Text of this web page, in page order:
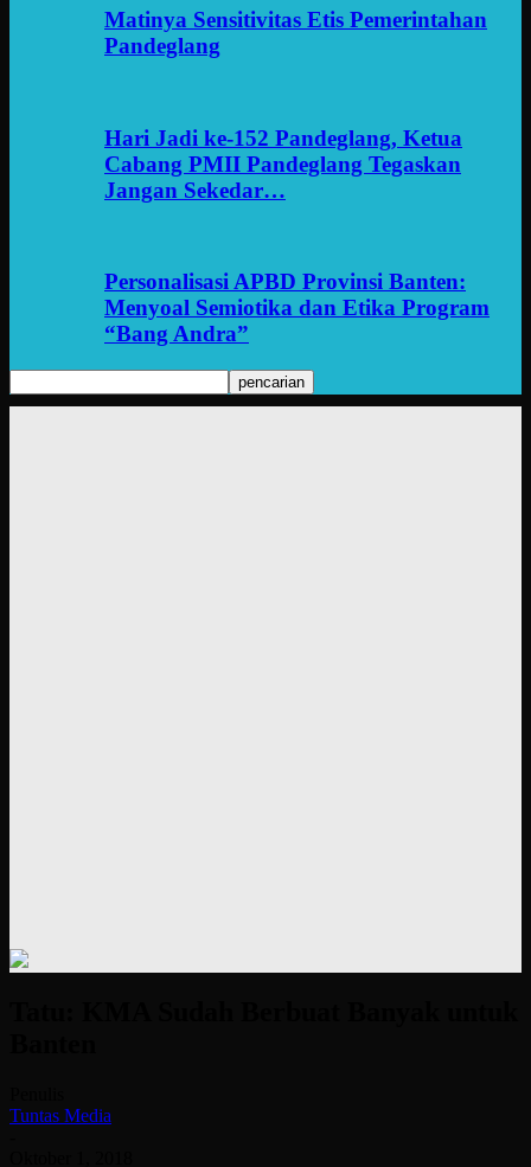
Matinya Sensitivitas Etis Pemerintahan
Pandeglang
Hari Jadi ke-152 Pandeglang, Ketua
Cabang PMII Pandeglang Tegaskan
Jangan Sekedar…
Personalisasi APBD Provinsi Banten:
Menyoal Semiotika dan Etika Program
“Bang Andra”
Tuntas Media